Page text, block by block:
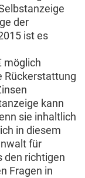
der
ist es
möglich
Rückerstattung
kann
sie inhaltlich
in diesem
für
den richtigen
Fragen in